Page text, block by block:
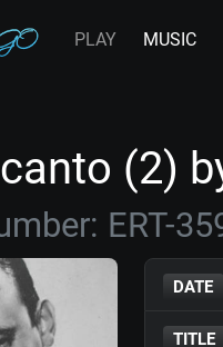
PLAY MUSIC
(2)
ERT-
DATE
TITLE